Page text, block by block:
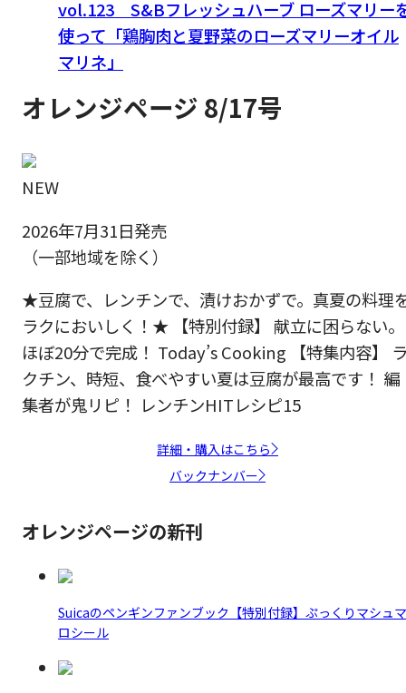
vol.123 S&Bフレッシュハーブ ローズマリー
使って「鶏胸肉と夏野菜のローズマリーオイル
マリネ」
オレンジページ 8/17号
NEW
2026年7月31日発売
（一部地域を除く）
★豆腐で、レンチンで、漬けおかずで。真夏の料理
ラクにおいしく！★ 【特別付録】 献立に困らない。
ほぼ20分で完成！ Today’s Cooking 【特集内容】
クチン、時短、食べやすい夏は豆腐が最高です！ 編
集者が鬼リピ！ レンチンHITレシピ15
詳細・購入はこちら
バックナンバー
オレンジページの新刊
Suicaのペンギンファンブック【特別付録】ぷっくりマシュマ
ロシール